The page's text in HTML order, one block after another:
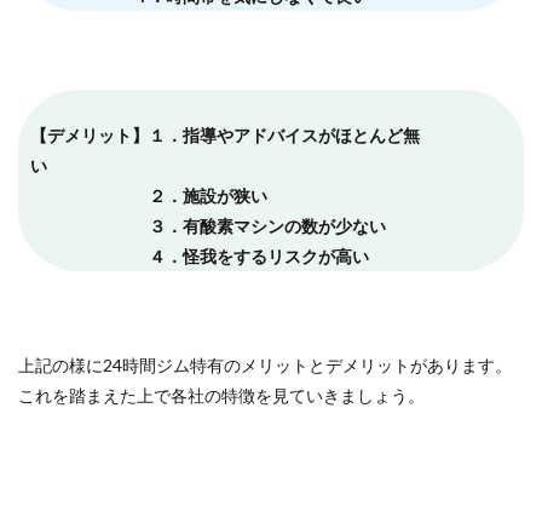
【デメリット】１．指導やアドバイスがほとんど無
い
２．施設が狭い
３．有酸素マシンの数が少ない
４．怪我をするリスクが高い
上記の様に24時間ジム特有のメリットとデメリットがあります。
これを踏まえた上で各社の特徴を見ていきましょう。